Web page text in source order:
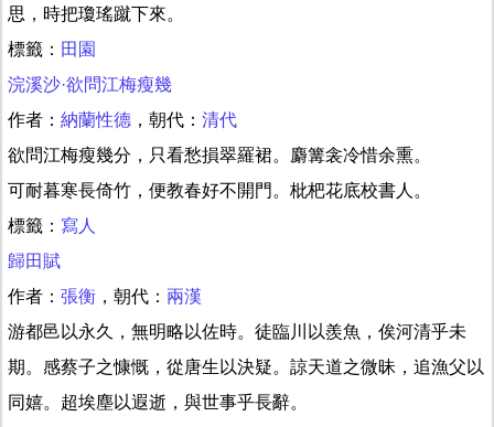
思，時把瓊瑤蹴下來。
標籤： 田園
浣溪沙·欲問江梅瘦幾
作者： 納蘭性德 ，朝代： 清代
欲問江梅瘦幾分，只看愁損翠羅裙。麝篝衾冷惜余熏。
可耐暮寒長倚竹，便教春好不開門。枇杷花底校書人。
標籤： 寫人
歸田賦
作者： 張衡 ，朝代： 兩漢
游都邑以永久，無明略以佐時。徒臨川以羨魚，俟河清乎未
期。感蔡子之慷慨，從唐生以決疑。諒天道之微昧，追漁父以
同嬉。超埃塵以遐逝，與世事乎長辭。